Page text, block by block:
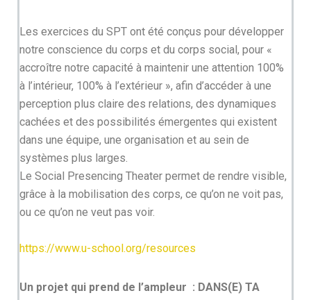
Les exercices du SPT ont été conçus pour développer
notre conscience du corps et du corps social, pour «
accroître notre capacité à maintenir une attention 100%
à l’intérieur, 100% à l’extérieur », afin d’accéder à une
perception plus claire des relations, des dynamiques
cachées et des possibilités émergentes qui existent
dans une équipe, une organisation et au sein de
systèmes plus larges.
Le Social Presencing Theater permet de rendre visible,
grâce à la mobilisation des corps, ce qu’on ne voit pas,
ou ce qu’on ne veut pas voir.
https://www.u-school.org/resources
Un projet qui prend de l’ampleur : DANS(E) TA